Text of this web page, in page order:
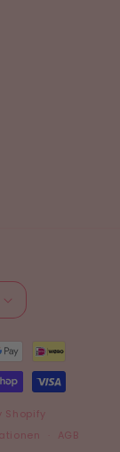
Shopify
AGB